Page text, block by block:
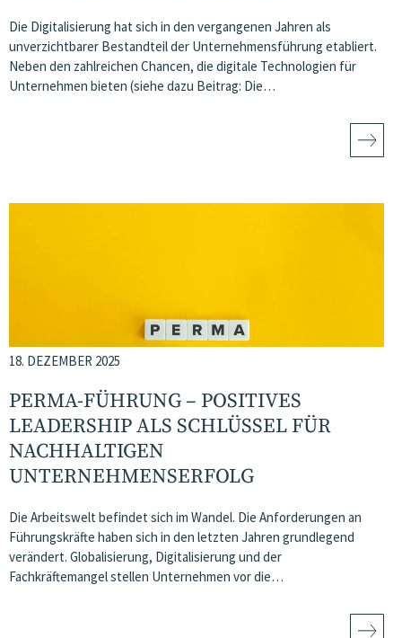
Die Digitalisierung hat sich in den vergangenen Jahren als
unverzichtbarer Bestandteil der Unternehmensführung etabliert.
Neben den zahlreichen Chancen, die digitale Technologien für
Unternehmen bieten (siehe dazu Beitrag: Die…
18. DEZEMBER 2025
PERMA-FÜHRUNG – POSITIVES
LEADERSHIP ALS SCHLÜSSEL FÜR
NACHHALTIGEN
UNTERNEHMENSERFOLG
Die Arbeitswelt befindet sich im Wandel. Die Anforderungen an
Führungskräfte haben sich in den letzten Jahren grundlegend
verändert. Globalisierung, Digitalisierung und der
Fachkräftemangel stellen Unternehmen vor die…